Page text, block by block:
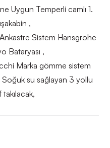
Uygun Temperli camlı 1.
,
Sistem Hansgrohe
Bataryası ,
Marka gömme sistem
su sağlayan 3 yollu